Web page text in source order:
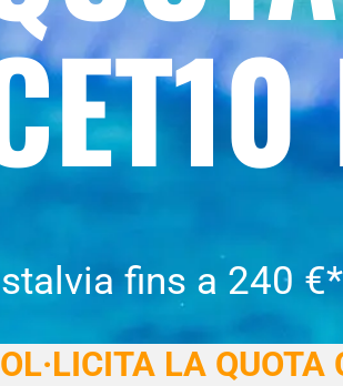
fins a 240
LA